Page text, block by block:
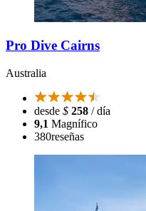
Pro Dive Cairns
Australia
desde $ 258 / día
9,1 Magnífico
380reseñas